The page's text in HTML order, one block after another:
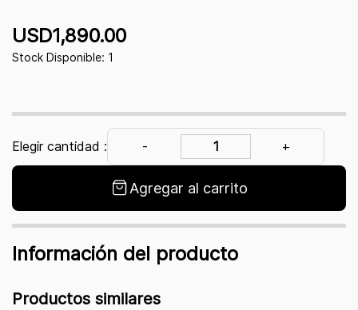
USD1,890.00
Stock Disponible: 1
Elegir cantidad :
Agregar al carrito
Información del producto
Productos similares